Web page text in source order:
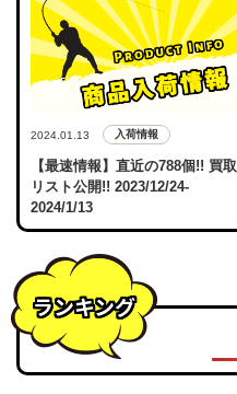
2024.01.13 入荷情報
【最速情報】直近の788個!! 買取
リスト公開!! 2023/12/24-
2024/1/13
ランキング